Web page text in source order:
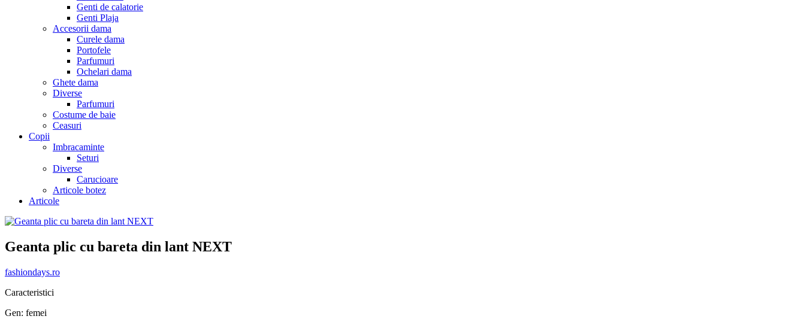
Genti de calatorie
Genti Plaja
Accesorii dama
Curele dama
Portofele
Parfumuri
Ochelari dama
Ghete dama
Diverse
Parfumuri
Costume de baie
Ceasuri
Copii
Imbracaminte
Seturi
Diverse
Carucioare
Articole botez
Articole
Geanta plic cu bareta din lant NEXT
fashiondays.ro
Caracteristici
Gen: femei